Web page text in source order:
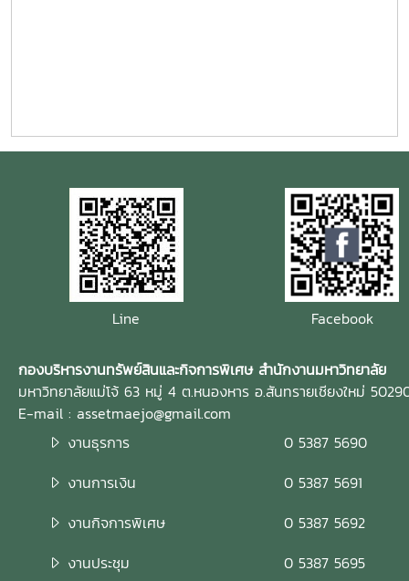
Line Facebook
กองบริหารงานทรัพย์สินและกิจการพิเศษ สำนักงานมหาวิทยาลัย
มหาวิทยาลัยแม่โจ้ 63 หมู่ 4 ต.หนองหาร อ.สันทรายเชียงใหม่
E-mail : assetmaejo@gmail.com
งานธุรการ
0 5387 5690
งานการเงิน
0 5387 5691
งานกิจการพิเศษ
0 5387 5692
งานประชุม
0 5387 5695